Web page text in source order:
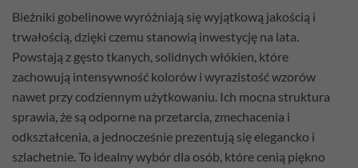
Bieżniki gobelinowe wyróżniają się wyjątkową jakością i
trwałością, dzięki czemu stanowią inwestycję na lata.
Powstają z gęsto tkanych, solidnych włókien, które
zachowują intensywność kolorów i wyrazistość wzorów
nawet przy codziennym użytkowaniu. Ich mocna struktura
sprawia, że są odporne na przetarcia, zmechacenia i
odkształcenia, a jednocześnie prezentują się elegancko i
szlachetnie. To idealny wybór dla osób, które cenią piękno